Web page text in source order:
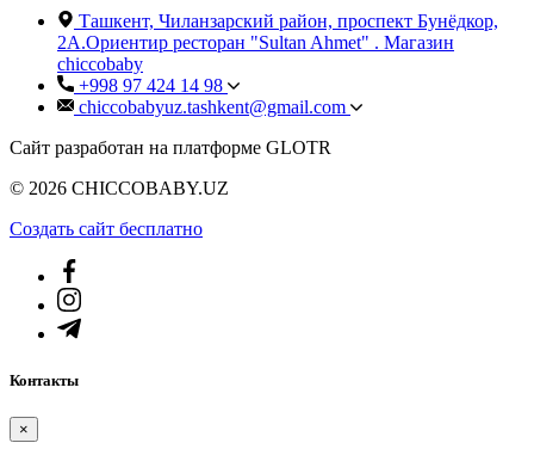
Ташкент, Чиланзарский район, проспект Бунёдкор,
2А.Ориентир ресторан "Sultan Ahmet" . Магазин
chiccobaby
+998 97 424 14 98
chiccobabyuz.tashkent@gmail.com
Сайт разработан на платформе GLOTR
© 2026 CHICCOBABY.UZ
Создать cайт бесплатно
Контакты
×